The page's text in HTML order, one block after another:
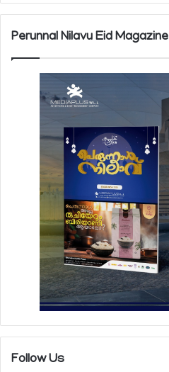
Perunnal Nilavu Eid Magazine
Follow Us